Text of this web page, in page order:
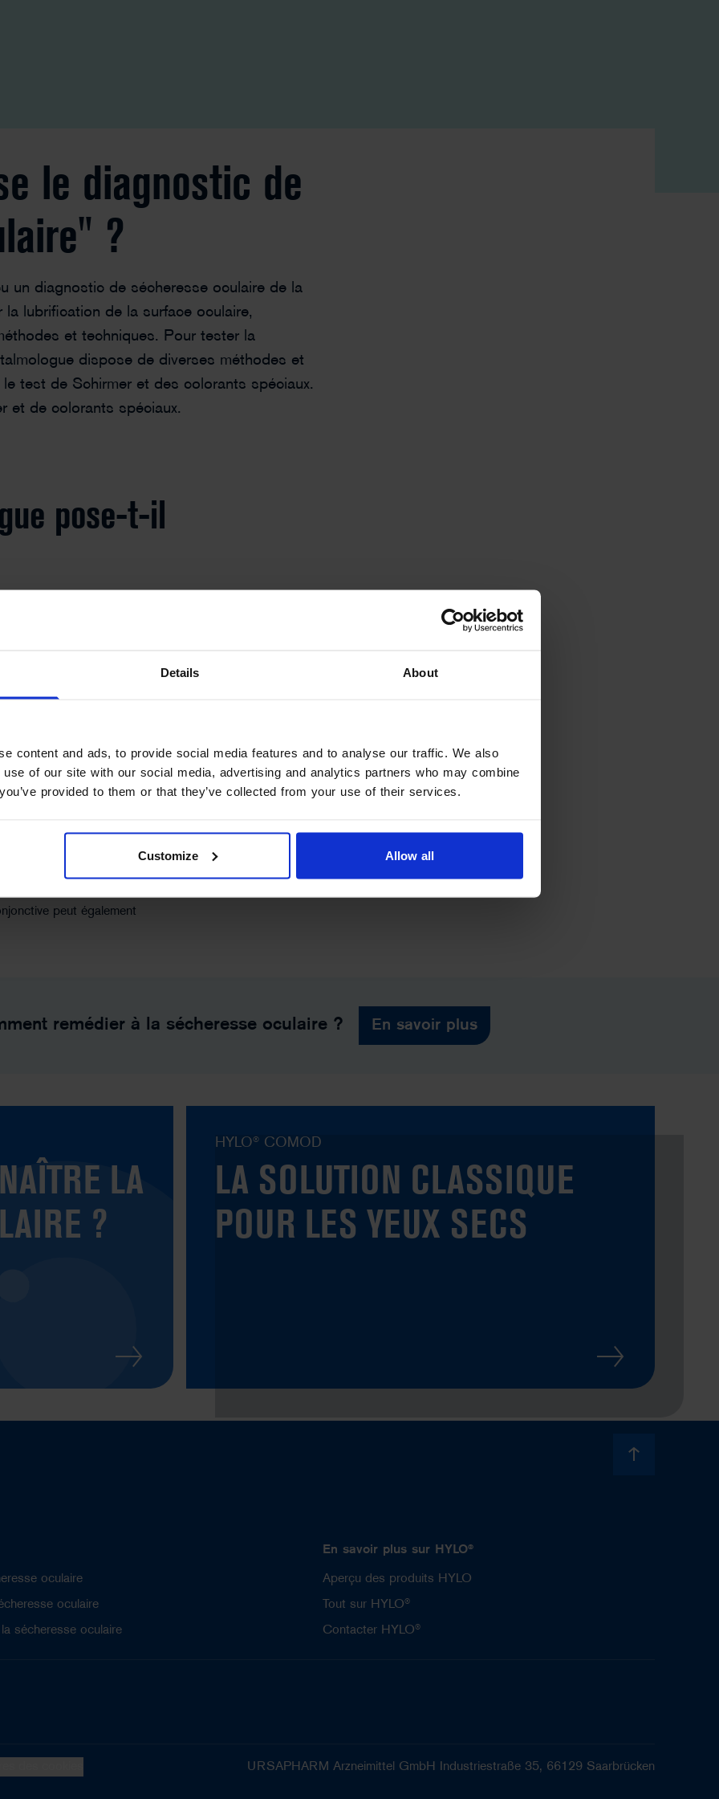
Details About
content and ads, to provide social media features and to analyse our traffic. We also
of our site with our social media, advertising and analytics partners who may combine
provided to them or that they’ve collected from your use of their services.
Customize Allow all
le diagnostic de
?
un diagnostic de sécheresse oculaire de la
lubrification de la surface oculaire,
et techniques. Pour tester la
dispose de diverses méthodes et
test de Schirmer et des colorants spéciaux.
et de colorants spéciaux.
pose-t-il
déjà que les yeux sont
trop secs et provoquent
les yeux à l'aide d'une
ou inflammation. Mesure
de rupture du film
avec un colorant
ce laps de temps, car
vitesse les larmes se
dans le film
bandes de papier
qui consiste à introduire
inférieur, indique la
de la cornée La
peut également
©Liudmila Dutko - stock.adobe.com
remédier à la sécheresse oculaire ? En savoir plus
LA
?
HYLO® COMOD
LA SOLUTION CLASSIQUE
POUR LES YEUX SECS
oculaire
oculaire
sécheresse oculaire
En savoir plus sur HYLO®
Aperçu des produits HYLO
Tout sur HYLO®
Contacter HYLO®
URSAPHARM Arzneimittel GmbH Industriestraße 35, 66129 Saarbrücken